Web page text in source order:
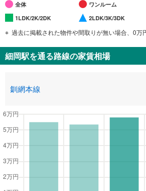
全体 ワンルーム
1LDK/2K/2DK
2LDK/3K/3DK
過去に掲載された物件や間取りが無い場合、0万
細岡駅を通る路線の家賃相場
釧網本線